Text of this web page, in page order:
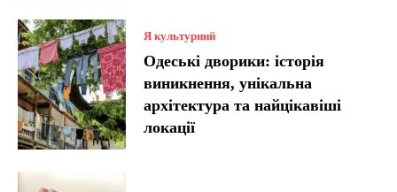
Я культурний
Одеські дворики: історія
виникнення, унікальна
архітектура та найцікавіші
локації